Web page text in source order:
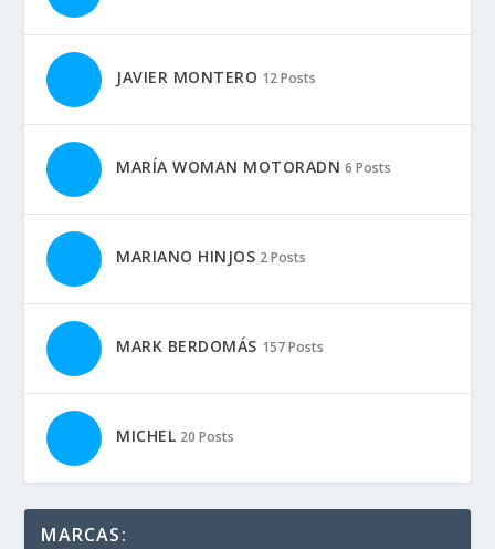
JAVIER MONTERO 12 Posts
MARÍA WOMAN MOTORADN 6 Posts
MARIANO HINJOS 2 Posts
MARK BERDOMÁS 157 Posts
MICHEL 20 Posts
MARCAS: